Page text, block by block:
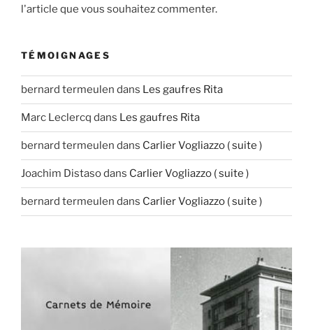
l'article que vous souhaitez commenter.
TÉMOIGNAGES
bernard termeulen dans Les gaufres Rita
Marc Leclercq dans Les gaufres Rita
bernard termeulen dans Carlier Vogliazzo ( suite )
Joachim Distasodans Carlier Vogliazzo ( suite )
bernard termeulen dans Carlier Vogliazzo ( suite )